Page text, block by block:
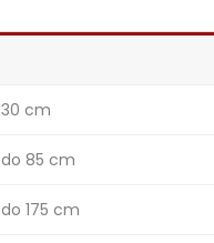
30 cm
do 85 cm
do 175 cm